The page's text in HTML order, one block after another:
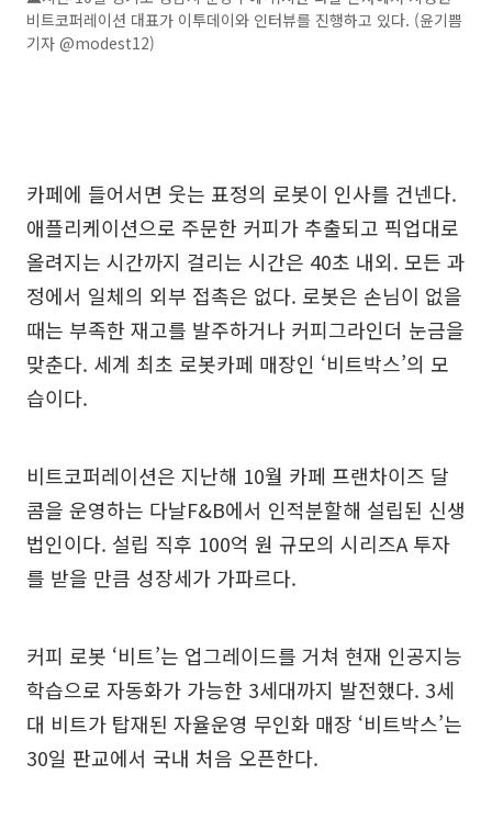
비트코퍼레이션 대표가 이투데이와 인터뷰를 진행하고 있다. (윤기쁨
기자 @modest12)
카페에 들어서면 웃는 표정의 로봇이 인사를 건넨다.
애플리케이션으로 주문한 커피가 추출되고 픽업대로
올려지는 시간까지 걸리는 시간은 40초 내외. 모든 과
정에서 일체의 외부 접촉은 없다. 로봇은 손님이 없을
때는 부족한 재고를 발주하거나 커피그라인더 눈금을
맞춘다. 세계 최초 로봇카페 매장인 ‘비트박스’의 모
습이다.
비트코퍼레이션은 지난해 10월 카페 프랜차이즈 달
콤을 운영하는 다날F&B에서 인적분할해 설립된 신생
법인이다. 설립 직후 100억 원 규모의 시리즈A 투자
를 받을 만큼 성장세가 가파르다.
커피 로봇 ‘비트’는 업그레이드를 거쳐 현재 인공지능
학습으로 자동화가 가능한 3세대까지 발전했다. 3세
대 비트가 탑재된 자율운영 무인화 매장 ‘비트박스’는
30일 판교에서 국내 처음 오픈한다.